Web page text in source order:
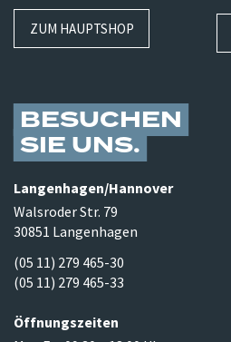
ZUM HAUPTSHOP
BESUCHEN
SIE UNS
Langenhagen/​Hannover
Walsroder Str. 79
30851 Langenhagen
(05 11) 279 465-30
(05 11) 279 465-33
Öffnungszeiten